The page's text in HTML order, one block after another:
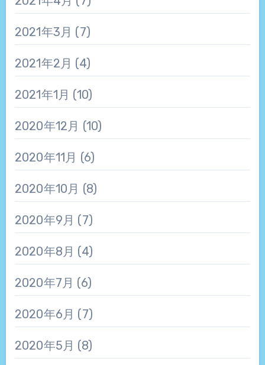
2021年3月 (7)
2021年2月 (4)
2021年1月 (10)
2020年12月 (10)
2020年11月 (6)
2020年10月 (8)
2020年9月 (7)
2020年8月 (4)
2020年7月 (6)
2020年6月 (7)
2020年5月 (8)